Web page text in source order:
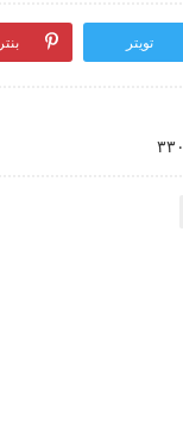
تويتر